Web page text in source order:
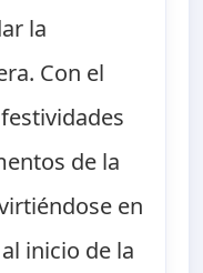
la
Con el
de la
en
inicio de la